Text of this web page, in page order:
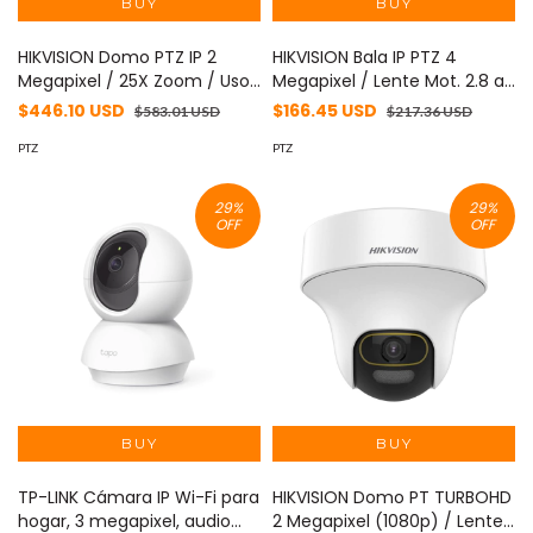
HIKVISION Domo PTZ IP 2
Megapixel / 25X Zoom / Uso
en Plafon / ACUSENSE /
Salida de Audio y Alarmas /
/ Metal / microSD MOD: DS-
2DE5225W-AE3(T5)
$446.10 USD $583.01 USD
PTZ
HIKVISION Bala IP PTZ 4
Megapixel / Lente Mot. 2.8 a
12 mm / Luz IR 50 mts / WDR
Microfono Integrado / Micro
$166.45 USD $217.36 USD
PTZ
29%
OFF
TP-LINK Cámara IP Wi-Fi para
hogar, 3 megapixel, audio
29%
OFF
HIKVISION Domo PT TURBOHD
2 Megapixel (1080p) / Lente